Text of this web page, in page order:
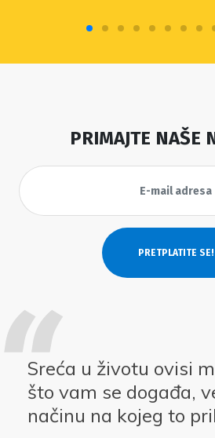
PRIMAJTE NAŠE
Sreća u životu ovisi
što vam se događa,
načinu na kojeg to